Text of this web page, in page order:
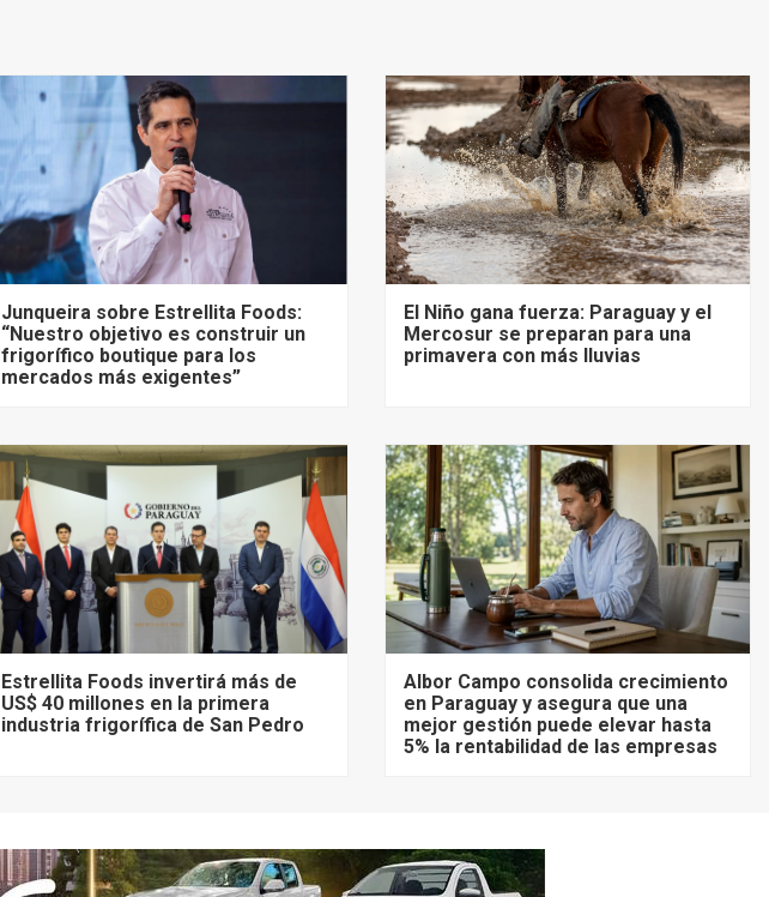
Junqueira sobre Estrellita Foods:
“Nuestro objetivo es construir un
frigorífico boutique para los
mercados más exigentes”
El Niño gana fuerza: Paraguay y el
Mercosur se preparan para una
primavera con más lluvias
Estrellita Foods invertirá más de
US$ 40 millones en la primera
industria frigorífica de San Pedro
Albor Campo consolida crecimiento
en Paraguay y asegura que una
mejor gestión puede elevar hasta
5% la rentabilidad de las empresas